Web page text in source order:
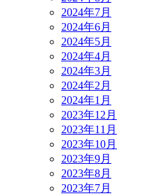
2024年7月
2024年6月
2024年5月
2024年4月
2024年3月
2024年2月
2024年1月
2023年12月
2023年11月
2023年10月
2023年9月
2023年8月
2023年7月